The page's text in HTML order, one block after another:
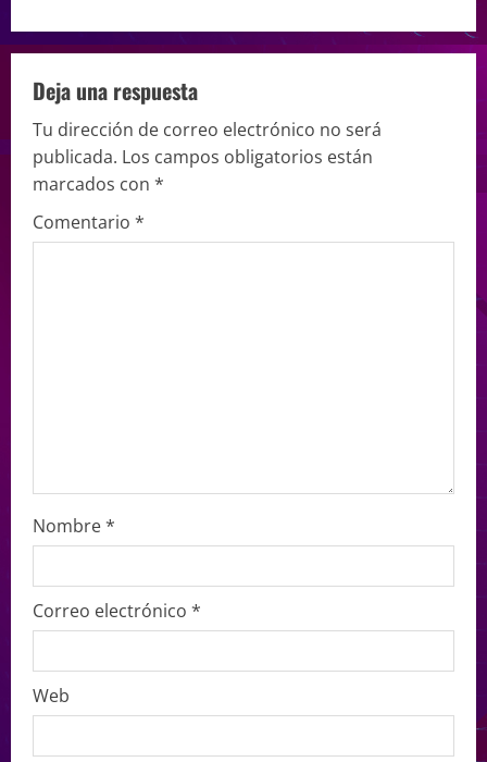
Deja una respuesta
Tu dirección de correo electrónico no será
publicada. Los campos obligatorios están
marcados con *
Comentario *
Nombre*
Correo electrónico *
Web